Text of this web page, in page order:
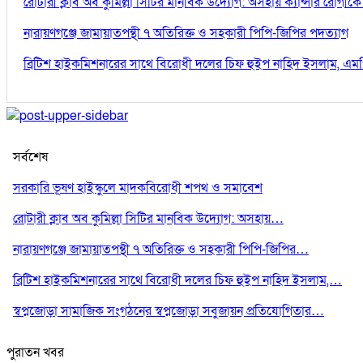
নারায়ণগঞ্জে জামায়াতপন্থী ৭ অতিরিক্ত ও সহকারী পিপি-জিপির পদত্যাগ
ব্রিটিশ হাইকমিশনারের সাথে বিরোধী দলের চিফ হুইপ নাহিদ ইসলাম,
সর্বশেষ
সরকারি ভূষণ হাইস্কুলে মাদকবিরোধী শপথ ও সমাবেশ
রোটারী ক্লাব অব কুমিল্লা সিটির মানবিক উদ্যোগ: অসহায়…
নারায়ণগঞ্জে জামায়াতপন্থী ৭ অতিরিক্ত ও সহকারী পিপি-জিপির…
ব্রিটিশ হাইকমিশনারের সাথে বিরোধী দলের চিফ হুইপ নাহিদ ইসলাম,…
স্বপ্নজোড়া সামাজিক সংগঠনের স্বপ্নজোড়া সবুজায়ন প্রতিযোগিতার…
পুরাতন খবর